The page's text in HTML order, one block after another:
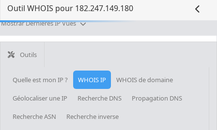
Outil WHOIS pour 182.247.149.180
Mostrar Dernières IP Vues
Outils
Quelle est mon IP ? WHOIS IP WHOIS de domaine
Géolocaliser une IP Recherche DNS Propagation DNS
Recherche ASN Recherche inverse